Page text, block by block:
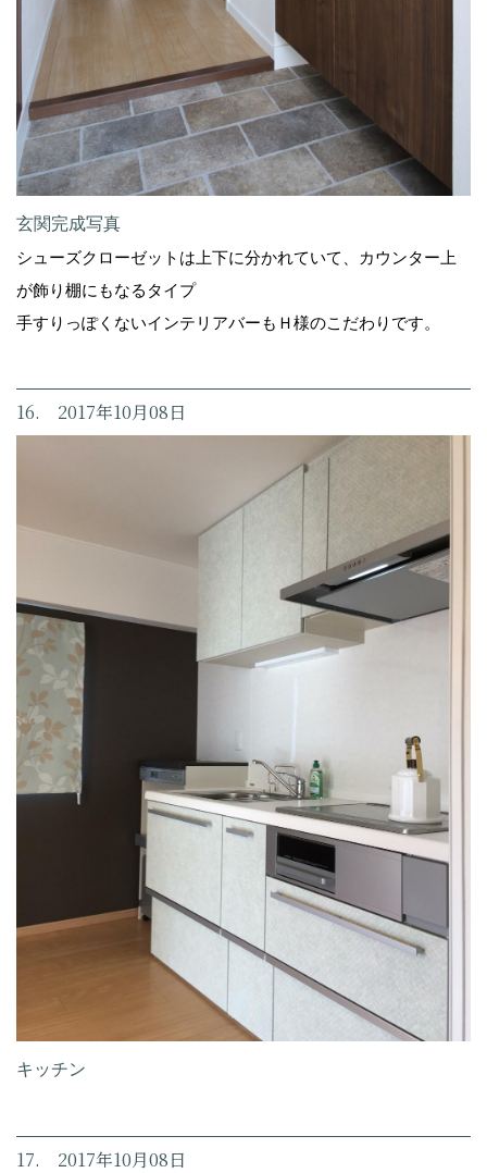
玄関完成写真
シューズクローゼットは上下に分かれていて、カウンター上
が飾り棚にもなるタイプ
手すりっぽくないインテリアバーもＨ様のこだわりです。
16. 2017年10月08日
キッチン
17. 2017年10月08日